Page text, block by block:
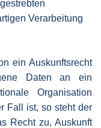
Verarbeitung
ein Auskunftsrecht
Daten an ein
Organisation
Fall ist, so steht der
Recht zu, Auskunft